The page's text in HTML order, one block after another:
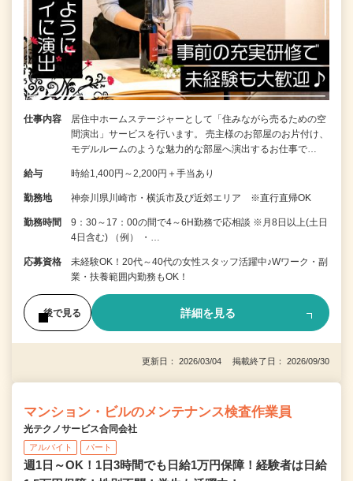
仕事内容
居住中ホームステージャーとして「住みながら売るための空
間演出」サービスを行います。 売主様のお部屋のお片付け、
モデルルームのような魅力的な部屋へ演出するお仕事で…
給与 時給1,400円～2,200円＋手当あり
勤務地 神奈川県川崎市・横浜市及び近郊エリア ※直行直帰OK
勤務時間
9：30～17：00の間で4～6H勤務で応相談 ※月8日以上(土日
4日含む) （例） ・…
応募資格
未経験OK！20代～40代の女性スタッフ活躍中♪Wワーク・副
業・扶養範囲内勤務もOK！
後で見る 詳細を見る
更新日： 2026/03/04 掲載終了日： 2026/09/30
マンション・ビルのメンテナンス検査作業員
光テクノサービス合同会社
アルバイト パート
週1日～OK！1日3時間でも日給1万円保障！経験者は日給